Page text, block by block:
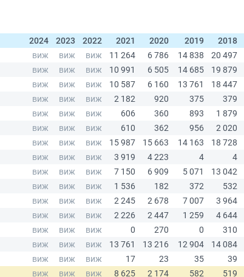
2024
2023 2022 2021 2020 2019
2018